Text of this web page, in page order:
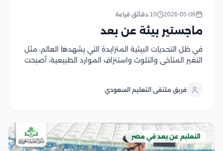
2026-05-06 10 دقائق قراءة
ماجستير بيئة عن بعد
في ظل التحديات البيئية المتزايدة التي يشهدها العالم، مثل
التغير المناخي والتلوث واستنزاف الموارد الطبيعية، أصبحت
الوجهات التعليمية المتميزة في دراسة ماجستير بيئة...
فريق ملتقى التعليم السعودي
التعليم عن بعد في مصر